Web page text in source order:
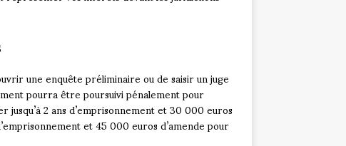
une enquête préliminaire ou de saisir un juge
pourra être poursuivi pénalement pour
2 ans d’emprisonnement et 30 000 euros
et 45 000 euros d’amende pour